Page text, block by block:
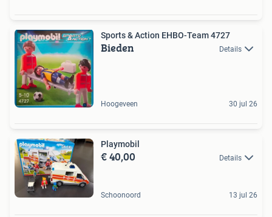
Sports & Action EHBO-Team 4727
Bieden Details
Hoogeveen 30 jul 26
Playmobil
€ 40,00 Details
Schoonoord 13 jul 26